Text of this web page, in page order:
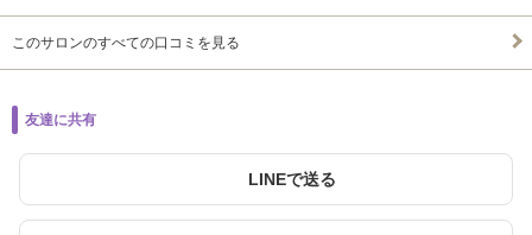
このサロンのすべての口コミを見る
友達に共有
LINEで送る